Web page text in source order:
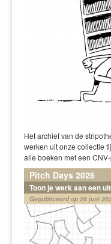
Het archief van de
werken uit onze collectie
alle boeken met een
Pitch Days 2026
Toon je werk aan een
Gepubliceerd op 26 juni